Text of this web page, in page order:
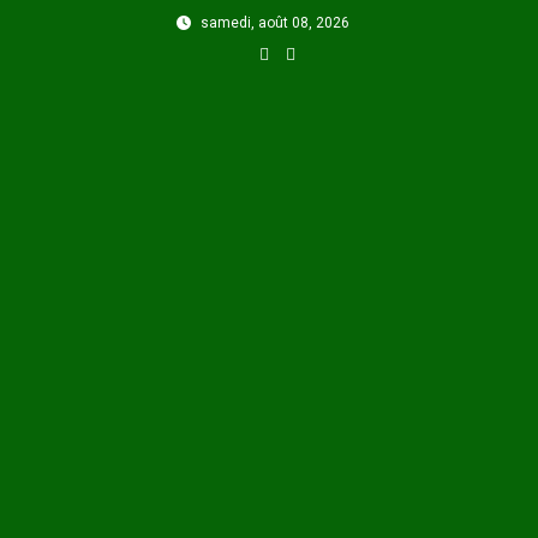
samedi, août 08, 2026